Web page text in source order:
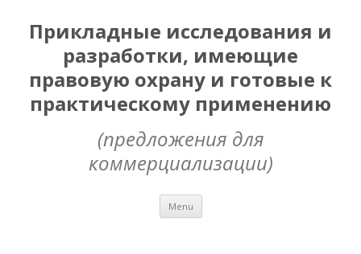
Прикладные исследования и
разработки, имеющие
правовую охрану и готовые к
практическому применению
(предложения для
коммерциализации)
Menu Skip
content